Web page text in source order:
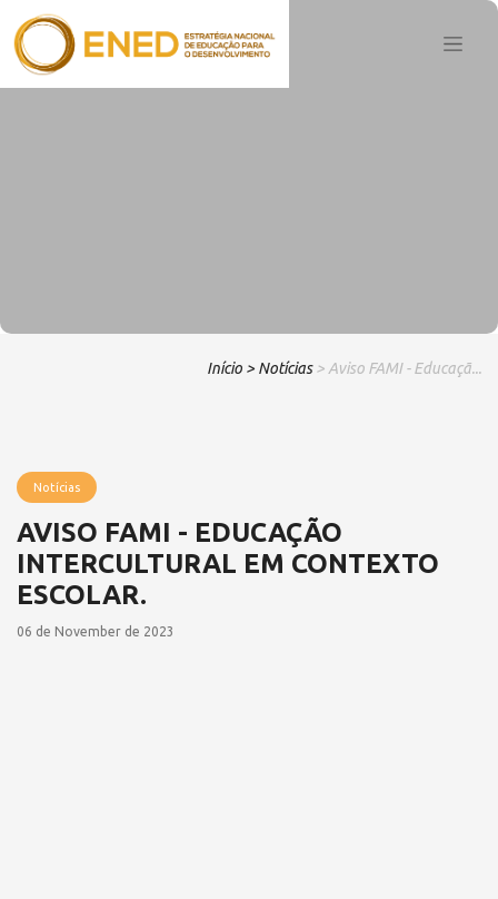
Início > Notícias > Aviso FAMI - Educaçã...
Notícias
AVISO FAMI - EDUCAÇÃO
INTERCULTURAL EM CONTEXTO
ESCOLAR.
06 de November de 2023